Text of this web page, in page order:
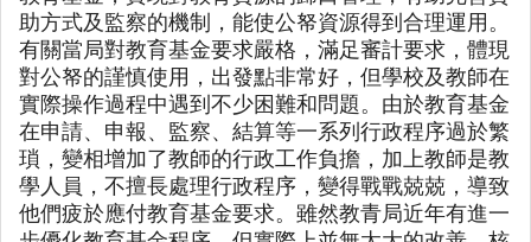
助方式及監察的機制，能使公帑資源得到合理運用。
有關當局對教育基金要求嚴格，滿足審計要求，體現
對公帑的謹慎使用，出發點非常好，但學校及教師在
實際操作過程中遇到不少困難和問題。由於教育基金
在申請、申報、監察、結算等一系列行政程序過於繁
瑣，變相增加了教師的行政工作負擔，加上教師是教
學人員，不擅長處理行政程序，變得戰戰兢兢，導致
他們疲於應付教育基金要求。雖然教青局近年有進一